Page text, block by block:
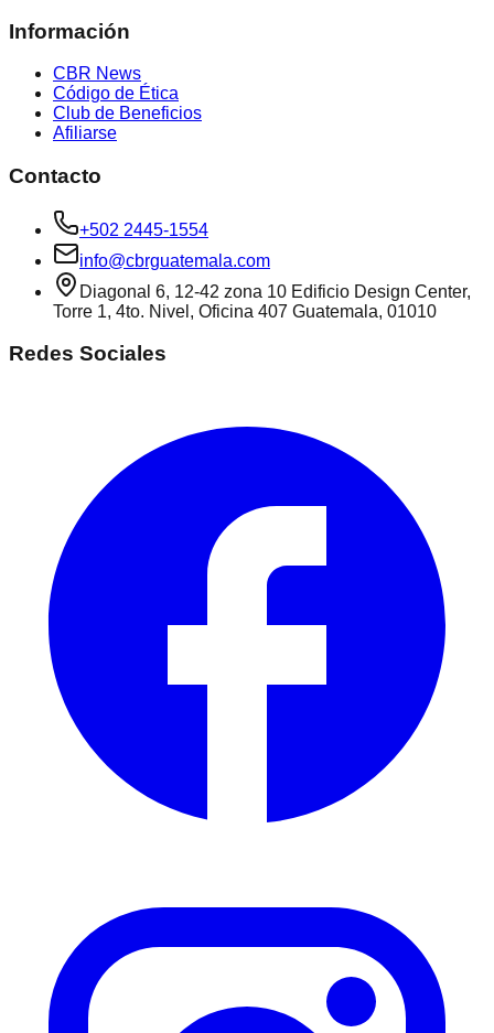
Información
CBR News
Código de Ética
Club de Beneficios
Afiliarse
Contacto
+502 2445-1554
info@cbrguatemala.com
Diagonal 6, 12-42 zona 10 Edificio Design Center,
Torre 1, 4to. Nivel, Oficina 407 Guatemala, 01010
Redes Sociales